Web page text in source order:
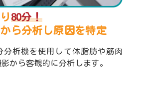
80分！
ら分析し原因を特定
分析機を使用して体脂肪や筋肉
から客観的に分析します。